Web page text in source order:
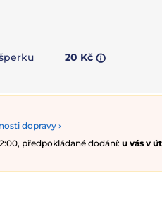
20 Kč
dopravy ›
předpokládané dodání: u vás v